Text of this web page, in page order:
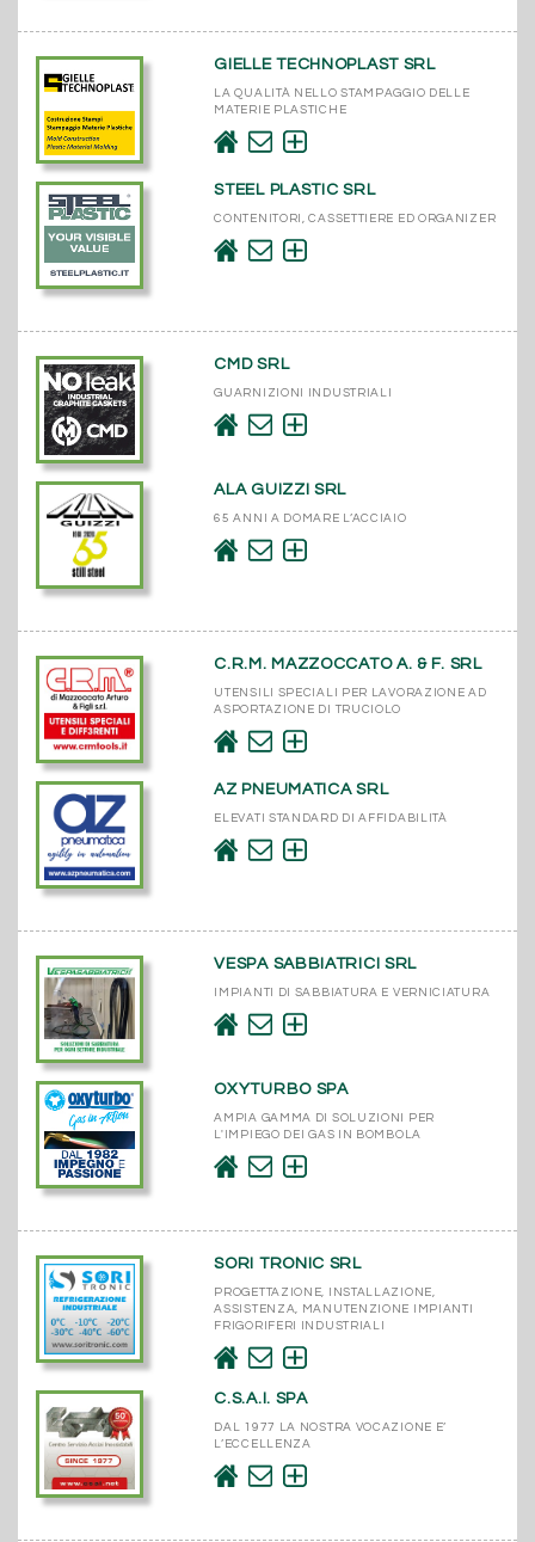
GIELLE TECHNOPLAST SRL
LA QUALITÀ NELLO STAMPAGGIO DELLE
MATERIE PLASTICHE
STEEL PLASTIC SRL
CONTENITORI, CASSETTIERE ED ORGANIZER
CMD SRL
GUARNIZIONI INDUSTRIALI
ALA GUIZZI SRL
65 ANNI A DOMARE L’ACCIAIO
C.R.M. MAZZOCCATO A. & F. SRL
UTENSILI SPECIALI PER LAVORAZIONE AD
ASPORTAZIONE DI TRUCIOLO
AZ PNEUMATICA SRL
ELEVATI STANDARD DI AFFIDABILITÀ
VESPA SABBIATRICI SRL
IMPIANTI DI SABBIATURA E VERNICIATURA
OXYTURBO SPA
AMPIA GAMMA DI SOLUZIONI PER
L'IMPIEGO DEI GAS IN BOMBOLA
SORI TRONIC SRL
PROGETTAZIONE, INSTALLAZIONE,
ASSISTENZA, MANUTENZIONE IMPIANTI
FRIGORIFERI INDUSTRIALI
C.S.A.I. SPA
DAL 1977 LA NOSTRA VOCAZIONE E’
L’ECCELLENZA